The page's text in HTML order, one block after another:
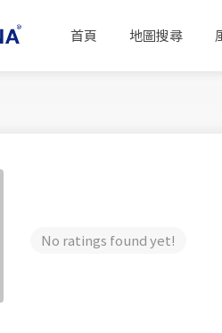
首頁 地圖搜尋
No ratings found yet!